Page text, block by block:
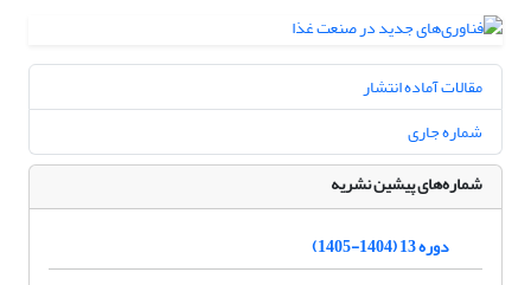
مقالات آماده انتشار
شماره جاری
شماره‌های پیشین نشریه
دوره 13 (1404-1405)